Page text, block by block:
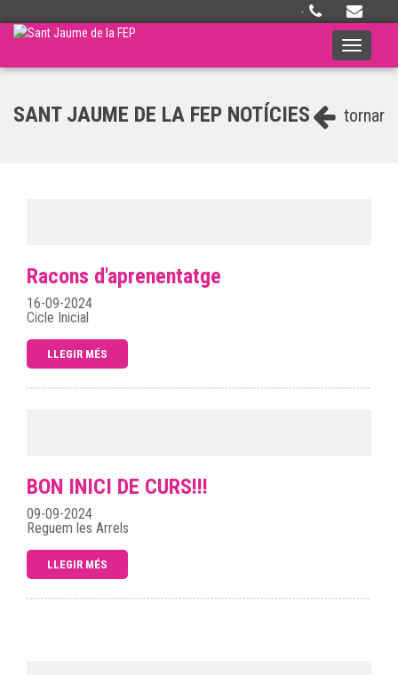
·
Toggle
tornar
SANT JAUME DE LA FEP NOTÍCIES
Racons d'aprenentatge
16-09-2024
Cicle Inicial
LLEGIR MÉS
BON INICI DE CURS!!!
09-09-2024
Reguem les Arrels
LLEGIR MÉS